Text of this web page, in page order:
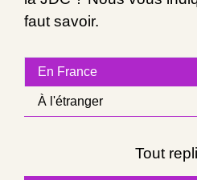
faut savoir.
En France
À l'étranger
Tout